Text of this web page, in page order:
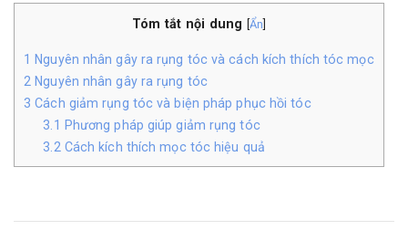
Tóm tắt nội dung [Ẩn
1
Nguyên nhân gây ra rụng tóc và cách kích thích tóc mọc
2 Nguyên nhân gây ra rụng tóc
3 Cách giảm rụng tóc và biện pháp phục hồi tóc
3.1
Phương pháp giúp giảm rụng tóc
3.2 Cách kích thích mọc tóc hiệu quả